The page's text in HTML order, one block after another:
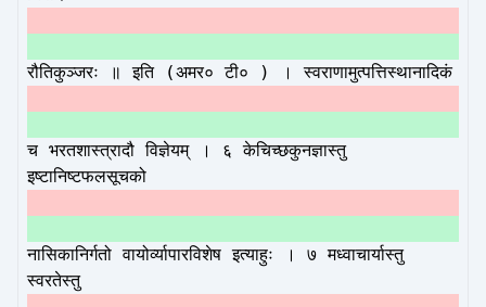
रौतिकुञ्जरः ॥ इति (अमर० टी० ) । स्वराणामुत्पत्तिस्थानादिकं
च भरतशास्त्रादौ विज्ञेयम् । ६ केचिच्छकुनज्ञास्तु
इष्टानिष्टफलसूचको
नासिकानिर्गतो वायोर्व्यापारविशेष इत्याहुः । ७ मध्वाचार्यास्तु
स्वरतेस्तु